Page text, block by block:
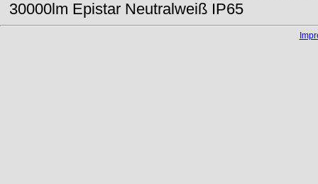
30000lm Epistar Neutralweiß IP65